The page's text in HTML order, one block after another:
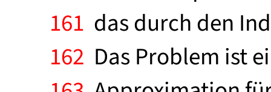
161 das durch den
162 Das Problem ist